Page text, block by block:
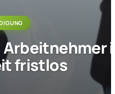
Arbeitnehmer
fristlos